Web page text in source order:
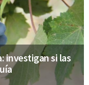
investigan si las